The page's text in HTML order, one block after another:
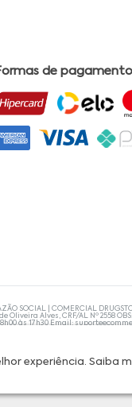
experiência. Saiba
de
SOCIAL | COMERCIAL
Oliveira Alves, CRF/AL Nº 2558
às 17h30 Email:
as orientações de um
sintomas persistirem, um
suas compras com
da disponibilidade de produto